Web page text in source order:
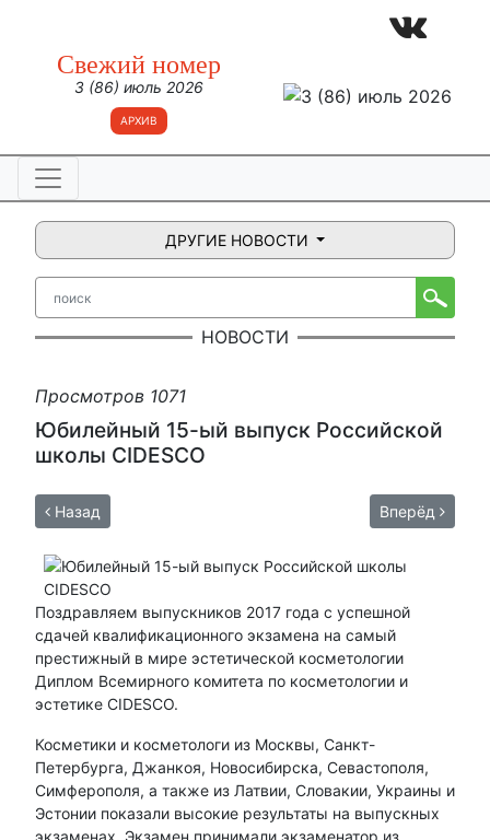
Свежий номер
3 (86) июль 2026
АРХИВ
ДРУГИЕ НОВОСТИ
НОВОСТИ
Просмотров 1071
Юбилейный 15-ый выпуск Российской
школы CIDESCO
Назад Вперёд
Поздравляем выпускников 2017 года с успешной
сдачей квалификационного экзамена на самый
престижный в мире эстетической косметологии
Диплом Всемирного комитета по косметологии и
эстетике CIDESCO.
Косметики и косметологи из Москвы, Санкт-
Петербурга, Джанкоя, Новосибирска, Севастополя,
Симферополя, а также из Латвии, Словакии, Украины и
Эстонии показали высокие результаты на выпускных
экзаменах. Экзамен принимали экзаменатор из